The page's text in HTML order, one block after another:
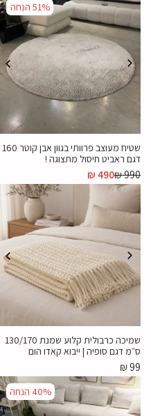
51% הנחה
שטיח מעוצב פרוותי בגוון אבן קוטר 160
דגם ראביט חיסול מתצוגה !
₪990
₪ 490
שמיכה כרבולית קלוע שמנת 130/170
ס״מ דגם סופיה | ייבוא קאדו הום
₪99
40% הנחה